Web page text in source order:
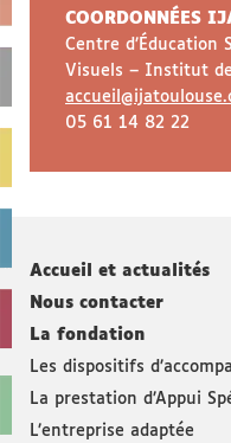
COORDONNÉES
Centre d’Éducation
Visuels – Institut
05 61 14 82 22
Accueil et actualités
Nous contacter
La fondation
Les dispositifs
La prestation d’Appui
L’entreprise adaptée